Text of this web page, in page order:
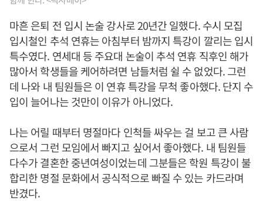
마흔 은퇴 전 입시 논술 강사로 20년간 일했다. 수시 모집
입시철인 추석 연휴는 아침부터 밤까지 특강이 깔리는 입시
특수였다. 연세대 등 주요대 논술이 추석 연휴 직후인 해가
많아서 학생들을 케어하려면 남들처럼 쉴 수 없었다. 그런
데 나와 내 팀원들은 이 연휴 특강을 무척 좋아했다. 단지 수
입이 늘어나는 것만이 이유가 아니었다.
나는 어릴 때부터 명절마다 인척들 싸우는 걸 보고 큰 사람
으로서 그런 모임에서 빠지고 싶어서 좋아했다. 내 팀원들
다수가 결혼한 중년여성이었는데 그분들은 학원 특강이 불
합리한 명절 문화에서 공식적으로 빠질 수 있는 카드라며
반겼다.